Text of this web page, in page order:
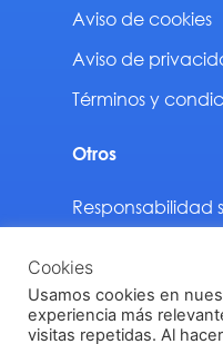
Aviso de cookies
Aviso de
Términos y
Otros
Responsabilidad
Descargas
Cookies
Usamos cookies en
experiencia más
visitas repetidas. Al